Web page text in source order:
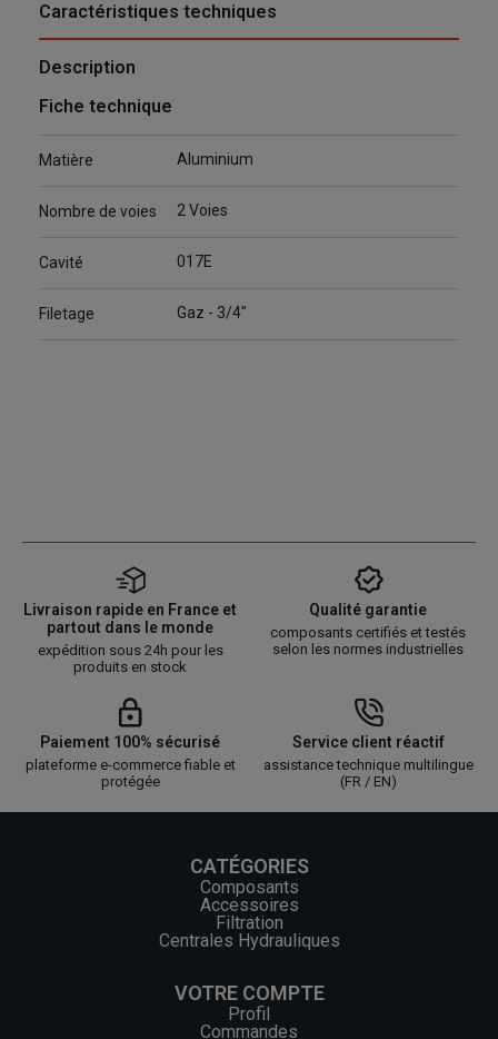
Caractéristiques techniques
Description
Fiche technique
Matière Aluminium
Nombre de voies 2 Voies
Cavité 017E
Filetage Gaz - 3/4"
Livraison rapide en France et
partout dans le monde
expédition sous 24h pour les
produits en stock
Qualité garantie
composants certifiés et testés
selon les normes industrielles
Paiement 100% sécurisé
plateforme e-commerce fiable et
protégée
Service client réactif
assistance technique multilingue
(FR / EN)
CATÉGORIES
Composants
Accessoires
Filtration
Centrales Hydrauliques
VOTRE COMPTE
Profil
Commandes